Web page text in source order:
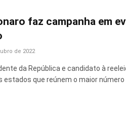
faz campanha em
de 2022
da República e candidato à
estados que reúnem o maior